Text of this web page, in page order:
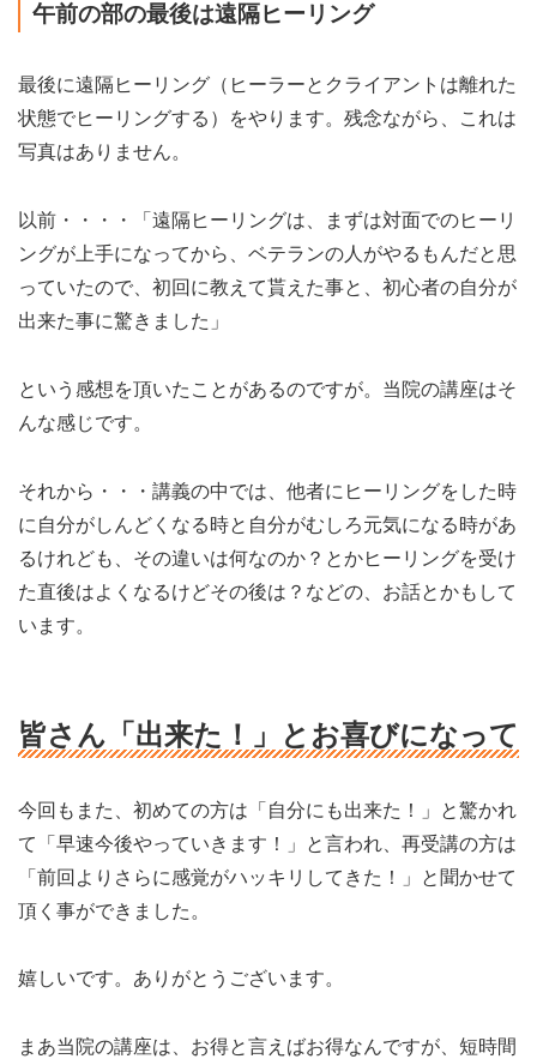
午前の部の最後は遠隔ヒーリング
最後に遠隔ヒーリング（ヒーラーとクライアントは離れた
状態でヒーリングする）をやります。残念ながら、これは
写真はありません。
以前・・・・「遠隔ヒーリングは、まずは対面でのヒーリ
ングが上手になってから、ベテランの人がやるもんだと思
っていたので、初回に教えて貰えた事と、初心者の自分が
出来た事に驚きました」
という感想を頂いたことがあるのですが。当院の講座はそ
んな感じです。
それから・・・講義の中では、他者にヒーリングをした時
に自分がしんどくなる時と自分がむしろ元気になる時があ
るけれども、その違いは何なのか？とかヒーリングを受け
た直後はよくなるけどその後は？などの、お話とかもして
います。
皆さん「出来た！」とお喜びになって
今回もまた、初めての方は「自分にも出来た！」と驚かれ
て「早速今後やっていきます！」と言われ、再受講の方は
「前回よりさらに感覚がハッキリしてきた！」と聞かせて
頂く事ができました。
嬉しいです。ありがとうございます。
まあ当院の講座は、お得と言えばお得なんですが、短時間